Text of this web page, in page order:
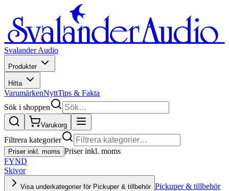
Svalander Audio
Produkter
Hitta
VarumärkenNyttTips & Fakta
Sök i shoppen
Varukorg
Filtrera kategorier
Priser inkl. moms Priser inkl. moms
FYND
Skivor
Visa underkategorier för Pickuper & tillbehör Pickuper & tillbehör